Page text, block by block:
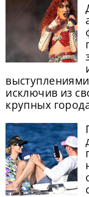
исключив из
крупных